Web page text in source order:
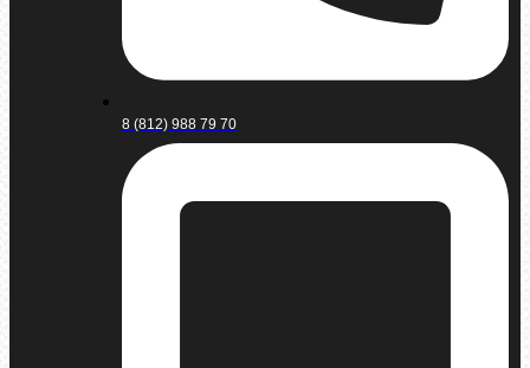
8 (812) 988 79 70